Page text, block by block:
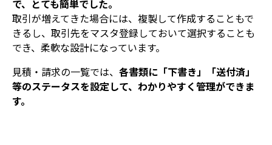
で、とても簡単でした。
取引が増えてきた場合には、複製して作成することもで
きるし、取引先をマスタ登録しておいて選択することも
でき、柔軟な設計になっています。
見積・請求の一覧では、 各書類に「下書き」「送付済」
等のステータスを設定して、わかりやすく管理ができま
す。